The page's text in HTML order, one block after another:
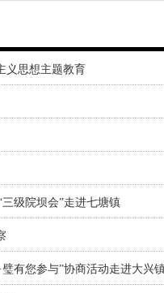
义思想主题教育
级院坝会”走进七塘镇
有您参与”协商活动走进大兴